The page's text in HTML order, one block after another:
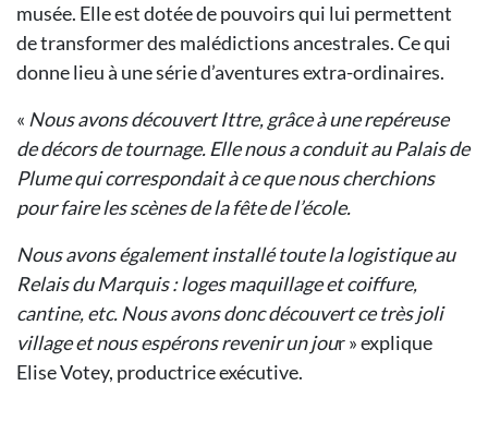
musée. Elle est dotée de pouvoirs qui lui permettent
de transformer des malédictions ancestrales. Ce qui
donne lieu à une série d’aventures extra-ordinaires.
« Nous avons découvert Ittre, grâce à une repéreuse
de décors de tournage. Elle nous a conduit au Palais de
Plume qui correspondait à ce que nous cherchions
pour faire les scènes de la fête de l’école.
Nous avons également installé toute la logistique au
Relais du Marquis : loges maquillage et coiffure,
cantine, etc. Nous avons donc découvert ce très joli
village et nous espérons revenir un jour » explique
Elise Votey, productrice exécutive.